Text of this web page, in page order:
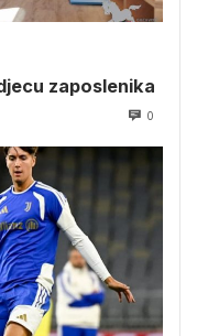
zaposlenika
0